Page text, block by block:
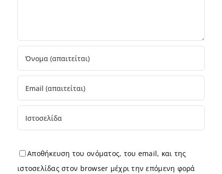
Αποθήκευση του ονόματος, του email, και της
ιστοσελίδας στον browser μέχρι την επόμενη φορά